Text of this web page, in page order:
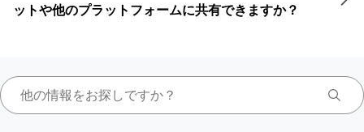
ットや他のプラットフォームに共有できますか？